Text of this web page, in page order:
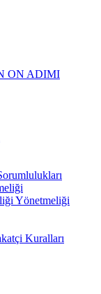
ON ADIMI
Yönetmeliği
Kuralları